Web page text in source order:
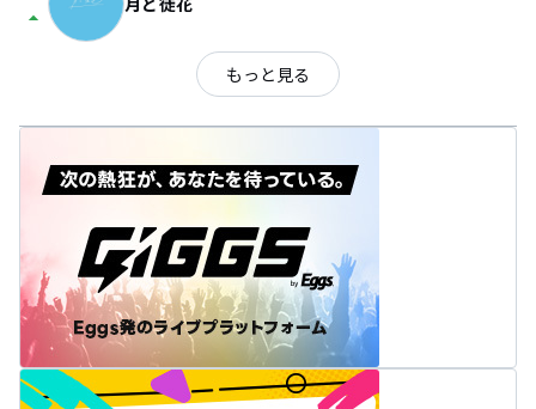
arrow_drop_up
もっと見る